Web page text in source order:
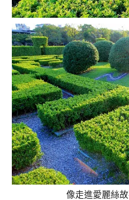
像走進愛麗絲